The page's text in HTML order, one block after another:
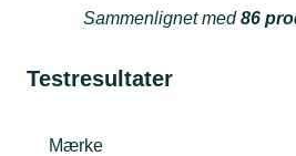
Sammenlignet med86
Testresultater
Mærke